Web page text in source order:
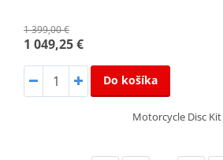
1 399,00 €
1 049,25 €
Do košíka
Motorcycle Disc Kit